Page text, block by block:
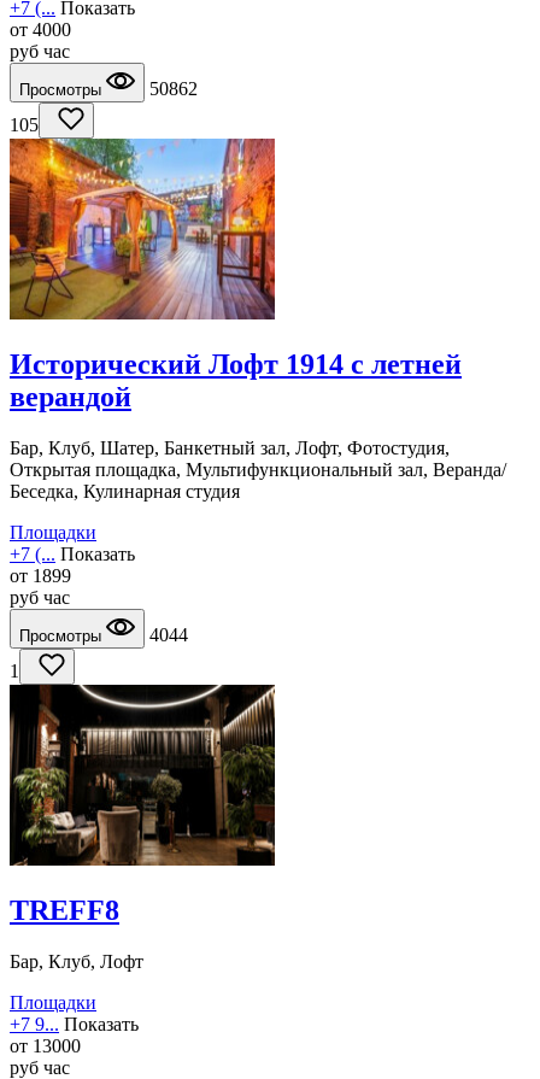
+7 (... Показать
от 4000
руб час
Просмотры
50862
105
Исторический Лофт 1914 с летней
верандой
Бар, Клуб, Шатер, Банкетный зал, Лофт, Фотостудия,
Открытая площадка, Мультифункциональный зал, Веранда/
Беседка, Кулинарная студия
Площадки
+7 (... Показать
от 1899
руб час
Просмотры
4044
1
TREFF8
Бар, Клуб, Лофт
Площадки
+7 9... Показать
от 13000
руб час